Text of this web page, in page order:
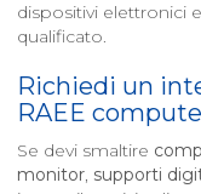
dispositivi elettronici
qualificato.
Richiedi un
RAEE
Se devi smaltire
monitor, supporti